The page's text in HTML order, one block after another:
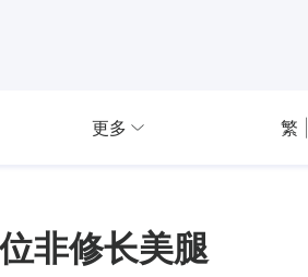
更多 繁
非修长美腿